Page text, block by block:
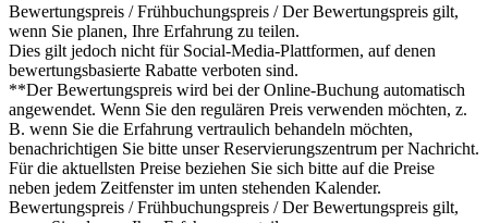
Bewertungspreis / Frühbuchungspreis / Der Bewertungspreis gilt,
wenn Sie planen, Ihre Erfahrung zu teilen.
Dies gilt jedoch nicht für Social-Media-Plattformen, auf denen
bewertungsbasierte Rabatte verboten sind.
**Der Bewertungspreis wird bei der Online-Buchung automatisch
angewendet. Wenn Sie den regulären Preis verwenden möchten, z.
B. wenn Sie die Erfahrung vertraulich behandeln möchten,
benachrichtigen Sie bitte unser Reservierungszentrum per Nachricht.
Für die aktuellsten Preise beziehen Sie sich bitte auf die Preise
neben jedem Zeitfenster im unten stehenden Kalender.
Bewertungspreis / Frühbuchungspreis / Der Bewertungspreis gilt,